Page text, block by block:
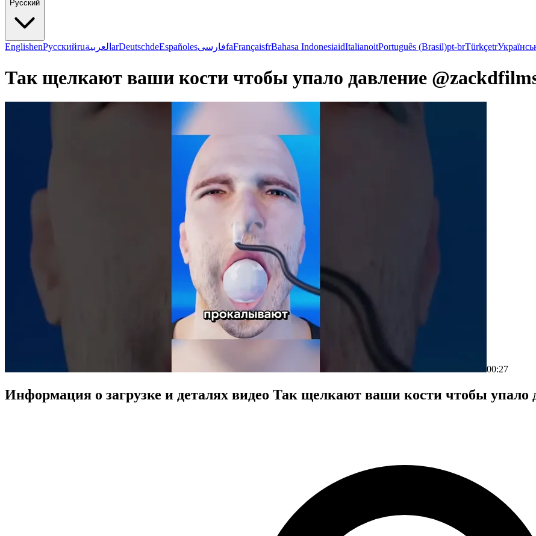
Русский
EnglishenРусскийruالعربية arDeutschdeEspañolesفارسیfaFrançaisfrBahasa IndonesiaidItalianoitPortuguês (Brasil)pt-brTürkçetr
Так щелкают ваши кости чтобы упало давление
00:27
Информация о загрузке и деталях видео Так щелкают ваши кости чтобы упало